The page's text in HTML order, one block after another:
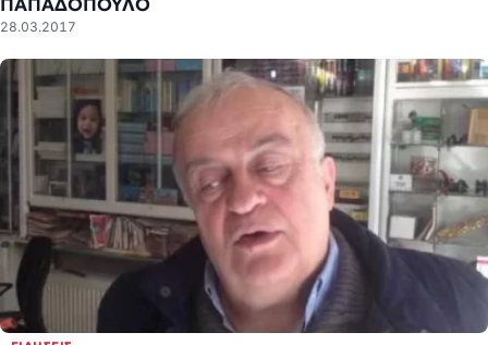
ΠΑΠΑΔΟΠΟΥΛΟ
28.03.2017